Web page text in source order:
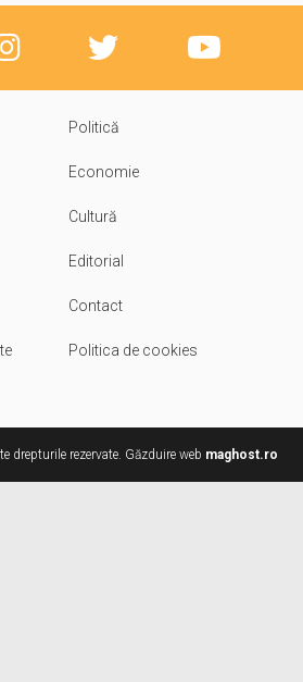
Politică
Economie
Cultură
Editorial
Contact
Politica de cookies
drepturile rezervate. Găzduire web maghost.ro